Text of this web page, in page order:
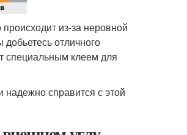
из-за неровной
отличного
специальным клеем для
справится с этой